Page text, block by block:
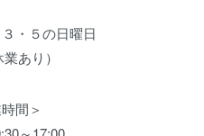
・５の日曜日
あり）
間＞